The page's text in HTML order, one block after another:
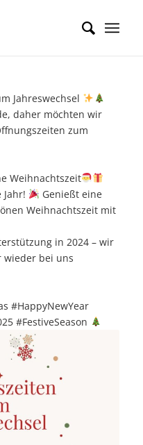
Jahreswechsel
daher möchten wir
zum
Weihnachtszeit
Genießt eine
Weihnachtszeit mit
in 2024 – wir
wieder bei uns
#HappyNewYear
#FestiveSeason